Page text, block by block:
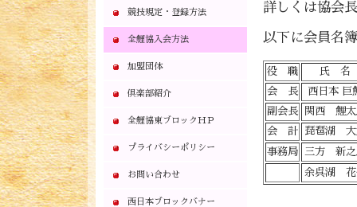
詳しくは協会
以下に会員名
役 職
氏 名
会 長
西日本 巨
副会長
関西 鯉太
会 計
琵琶湖 大
事務局
三方 新之
余呉湖 花
競技規定・登録方法
全鯉協入会方法
加盟団体
倶楽部紹介
全鯉協東ブロックＨＰ
プライバシーポリシー
お問い合わせ
西日本ブロックバナー